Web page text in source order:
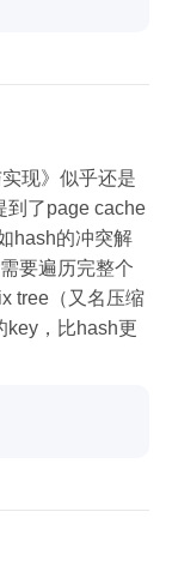
现》似乎还是
到了page cache
hash的冲突解
要遍历完整个
tree（又名压缩
key，比hash更